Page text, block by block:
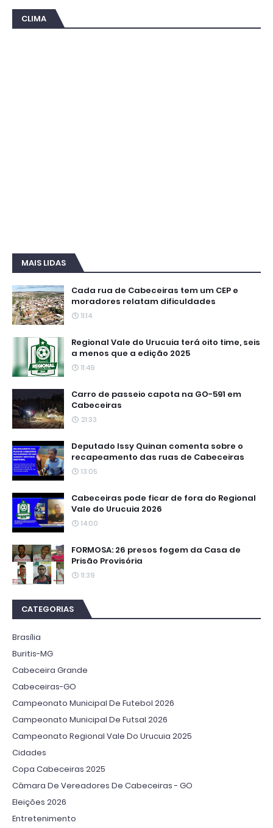
CLIMA
MAIS LIDAS
Cada rua de Cabeceiras tem um CEP e
moradores relatam dificuldades
11:14
Regional Vale do Urucuia terá oito time, seis
a menos que a edição 2025
11:49
Carro de passeio capota na GO-591 em
Cabeceiras
21:33
Deputado Issy Quinan comenta sobre o
recapeamento das ruas de Cabeceiras
13:05
Cabeceiras pode ficar de fora do Regional
Vale do Urucuia 2026
14:00
FORMOSA: 26 presos fogem da Casa de
Prisão Provisória
11:39
CATEGORIAS
Brasília
Buritis-MG
Cabeceira Grande
Cabeceiras-GO
Campeonato Municipal De Futebol 2026
Campeonato Municipal De Futsal 2026
Campeonato Regional Vale Do Urucuia 2025
Cidades
Copa Cabeceiras 2025
Câmara De Vereadores De Cabeceiras - GO
Eleições 2026
Entretenimento